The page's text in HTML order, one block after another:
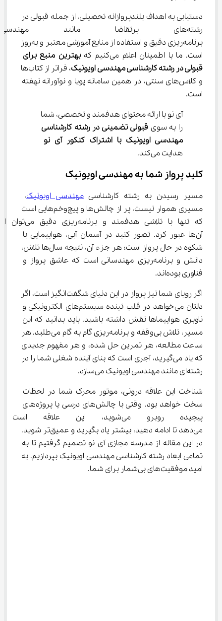
دستیابی به اهداف بلندپروازانه تحصیلی، از جمله قبولی در
رشته‌های پرتقاضا مانند
برنامه‌ریزی دقیق و استفاده از منابع آموزشی معتبر و به‌روز
است. ما با اطمینان اعلام می‌کنیم که
بهترین منبع برای
قبولی در رشته کارشناسی مهندسی اویونیک
، فراتر از کتاب‌ها
و کلاس‌های سنتی، در همین سامانه پویا و نوآورانه نهفته
است.
آی نو با ارائه محتوای هدفمند و تخصصی، شما
را به سوی قبولی تضمینی در رشته کارشناسی
مهندسی اویونیک با اشتراک کنکور آی نو
هدایت می‌کند.
کلید پرواز شما به مهندسی اویونیک
مسیر رسیدن به رشته کارشناسی مهندسی اویونیک،
مسیری هموار نیست، پر از چالش‌ها و پیچ‌وخم‌هایی است
که تنها با تلاشی هدفمند و برنامه‌ریزی دقیق می‌توان از
آن‌ها عبور کرد. تصور کنید در آسمان آبی، هواپیمایی با
شکوه در حال پرواز است؛ هر جزء آن، نتیجه سال‌ها تلاش،
دانش و برنامه‌ریزی مهندسانی است که عاشق پرواز و
فناوری بوده‌اند.
اگر رویای شما نیز پرواز در این دنیای شگفت‌انگیز است، اگر
دلتان می‌خواهد در قلب تپنده سیستم‌های الکترونیکی و
ناوبری هواپیماها نقش داشته باشید. باید بدانید که این
مسیر، تلاش بی‌وقفه و برنامه‌ریزی گام به گام می‌طلبد. هر
ساعت مطالعه، هر تمرین حل شده، و هر مفهوم جدیدی
که یاد می‌گیرید، آجری است که بنای آینده شغلی شما را در
رشته‌ای مانند مهندسی اویونیک می‌سازد.
شناخت این علاقه درونی، موتور محرک شما در لحظات
سخت خواهد بود. وقتی با چالش‌های درسی یا پروژه‌های
پیچیده روبرو می‌شوید، این
می‌دهد تا ادامه دهید، بیشتر یاد بگیرید و عمیق‌تر شوید.
در این مقاله از مدرسه مجازی آی نو تصمیم گرفتیم تا به
تمامی ابعاد رشته کارشناسی مهندسی اویونیک بپردازیم. به
امید موفقیت‌های بی‌شمار برای شما.